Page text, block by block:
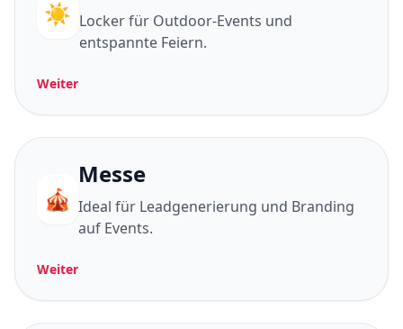
☀️ Locker für Outdoor-Events und
entspannte Feiern.
Weiter
🎪
Messe
Ideal für Leadgenerierung und Branding
auf Events.
Weiter